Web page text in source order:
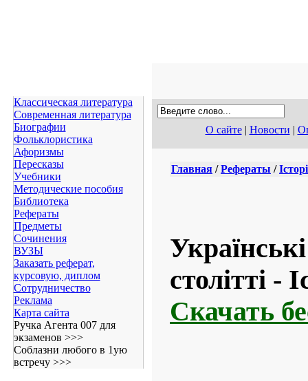
Классическая литература
Современная литература
Биографии
Фольклористика
Афоризмы
Пересказы
Учебники
Методические пособия
Библиотека
Рефераты
Предметы
Сочинения
ВУЗЫ
Заказать реферат,
курсовую, диплом
Сотрудничество
Реклама
Карта сайта
Ручка Агента 007 для
экзаменов >>>
Соблазни любого в 1ую
встречу >>>
О сайте| Новости |
Главная /Рефераты /
столітті -
Скачать